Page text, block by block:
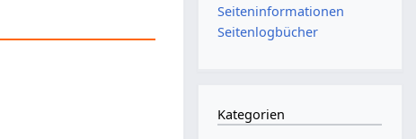
Seiten­­informationen
Seitenlogbücher
Kategorien